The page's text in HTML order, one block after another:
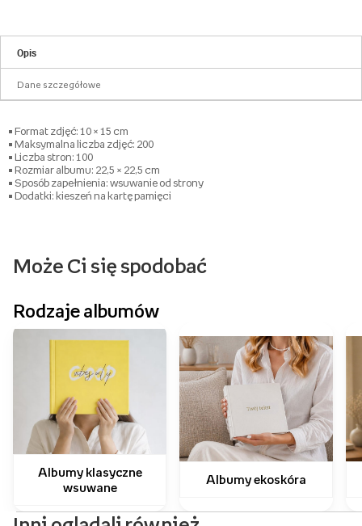
Opis
Dane szczegółowe
• Format zdjęć: 10 × 15 cm
• Maksymalna liczba zdjęć: 200
• Liczba stron: 100
• Rozmiar albumu: 22,5 × 22,5 cm
• Sposób zapełnienia: wsuwanie od strony
• Dodatki: kieszeń na kartę pamięci
Może Ci się spodobać
Rodzaje albumów
Albumy klasyczne